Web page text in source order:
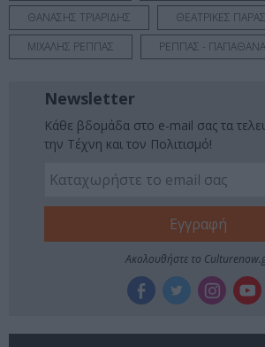
ΘΑΝΑΣΗΣ ΤΡΙΑΡΙΔΗΣ
ΘΕΑΤΡΙΚΕΣ
ΜΙΧΑΛΗΣ ΡΕΠΠΑΣ
ΡΕΠΠΑΣ -
Newsletter
Κάθε βδομάδα στο e-mail σας τα
την Τέχνη και τον Πολιτισμό!
Ακολουθήστε το